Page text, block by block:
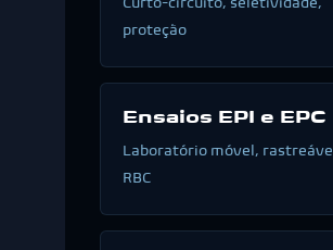
Curto-circuito, seletividade,
proteção
Ensaios EPI e EPC
Laboratório móvel, rastreável
RBC